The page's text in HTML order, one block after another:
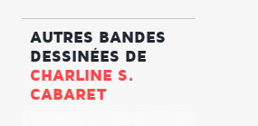
AUTRES BANDES
DESSINÉES DE
CHARLINE S.
CABARET